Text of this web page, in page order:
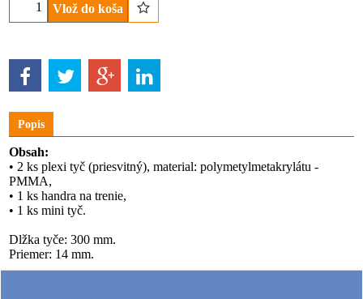
Vlož do koša
Popis
Obsah:
• 2 ks plexi tyč (priesvitný), material: polymetylmetakrylátu -
PMMA,
• 1 ks handra na trenie,
• 1 ks mini tyč.
Dlžka tyče: 300 mm.
Priemer: 14 mm.